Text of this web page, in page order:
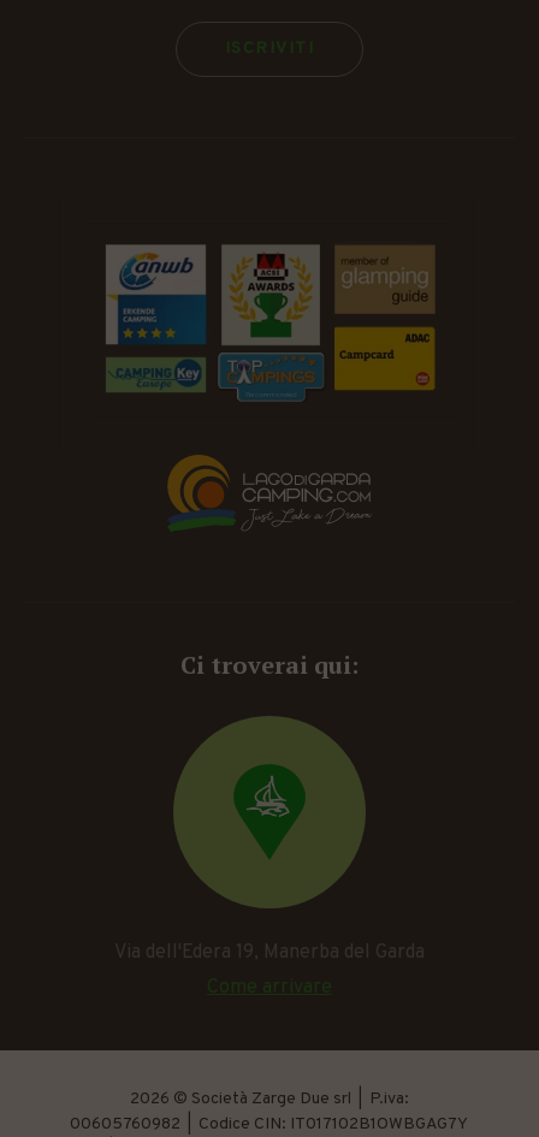
ISCRIVITI
Ci troverai qui:
Via dell'Edera 19, Manerba del Garda
Come arrivare
2026 © Società Zarge Due srl | P.iva:
00605760982 | Codice CIN: IT017102B1OWBGAG7Y